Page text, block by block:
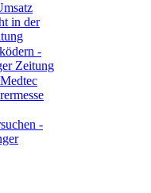
in der
-
Zeitung
-